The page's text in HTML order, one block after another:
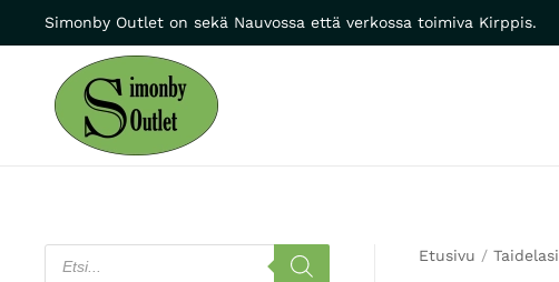
Skip to main content
Simonby Outlet on sekä Nauvossa että verkossa toimiva Kirppis.
Etusivu / Taidelasi
Products
search